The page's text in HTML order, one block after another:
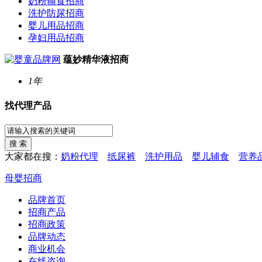
洗护防尿招商
婴儿用品招商
孕妇用品招商
蕴妙精华液招商
1年
找代理产品
大家都在搜： 奶粉代理 纸尿裤 洗护用品 婴儿辅食 营养
母婴招商
品牌首页
招商产品
招商政策
品牌动态
商业机会